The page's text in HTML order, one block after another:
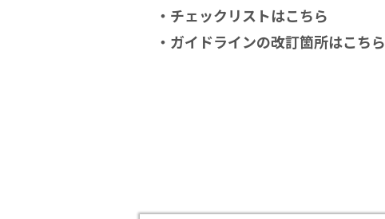
・チェックリストはこちら
・ガイドラインの改訂箇所はこちら